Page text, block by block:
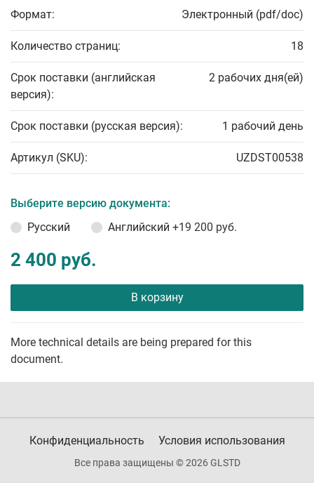
Формат: Электронный (pdf/doc)
Количество страниц: 18
Срок поставки (английская
версия):
2 рабочих дня(ей)
Срок поставки (русская версия): 1 рабочий день
Артикул (SKU): UZDST00538
Выберите версию документа:
Русский
Английский +19 200 руб.
2 400 руб.
В корзину
More technical details are being prepared for this
document.
Конфиденциальность Условия использования
Все права защищены © 2026 GLSTD